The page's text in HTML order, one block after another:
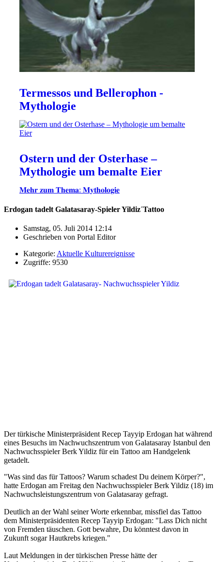
Termessos und Bellerophon -
Mythologie
Ostern und der Osterhase –
Mythologie um bemalte Eier
𝐌𝐞𝐡𝐫 𝐳𝐮𝐦 𝐓𝐡𝐞𝐦𝐚: 𝐌𝐲𝐭𝐡𝐨𝐥𝐨𝐠𝐢𝐞
Erdogan tadelt Galatasaray-Spieler Yildiz´Tattoo
Samstag, 05. Juli 2014 12:14
Geschrieben von Portal Editor
Kategorie: Aktuelle Kulturereignisse
Zugriffe: 9530
Der türkische Ministerpräsident Recep Tayyip Erdogan hat während
eines Besuchs im Nachwuchszentrum von Galatasaray Istanbul den
Nachwuchsspieler Berk Yildiz für ein Tattoo am Handgelenk
getadelt.
"Was sind das für Tattoos? Warum schadest Du deinem Körper?",
hatte Erdogan am Freitag den Nachwuchsspieler Berk Yildiz (18) im
Nachwuchsleistungszentrum von Galatasaray gefragt.
Deutlich an der Wahl seiner Worte erkennbar, missfiel das Tattoo
dem Ministerpräsidenten Recep Tayyip Erdogan: "Lass Dich nicht
von Fremden täuschen. Gott bewahre, Du könntest davon in
Zukunft sogar Hautkrebs kriegen."
Laut Meldungen in der türkischen Presse hätte der